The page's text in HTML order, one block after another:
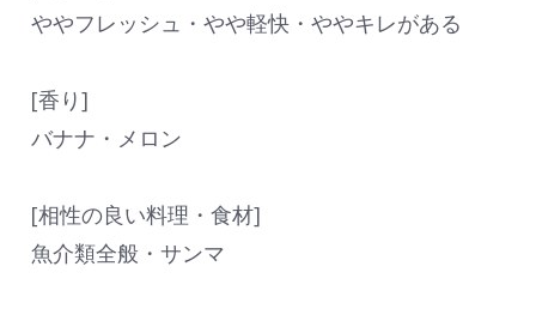
ややフレッシュ・やや軽快・ややキレがある
[香り]
バナナ・メロン
[相性の良い料理・食材]
魚介類全般・サンマ